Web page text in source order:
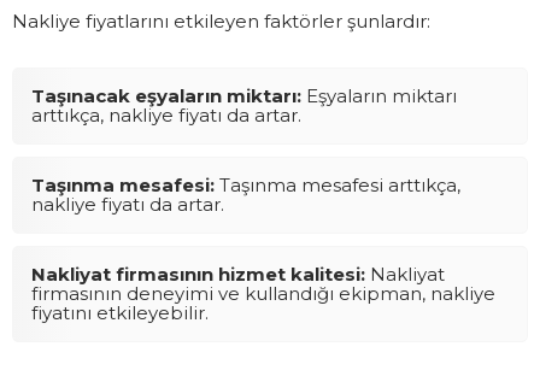
Nakliye fiyatlarını etkileyen faktörler şunlardır:
Taşınacak eşyaların miktarı: Eşyaların miktarı
arttıkça, nakliye fiyatı da artar.
Taşınma mesafesi: Taşınma mesafesi arttıkça,
nakliye fiyatı da artar.
Nakliyat firmasının hizmet kalitesi: Nakliyat
firmasının deneyimi ve kullandığı ekipman, nakliye
fiyatını etkileyebilir.